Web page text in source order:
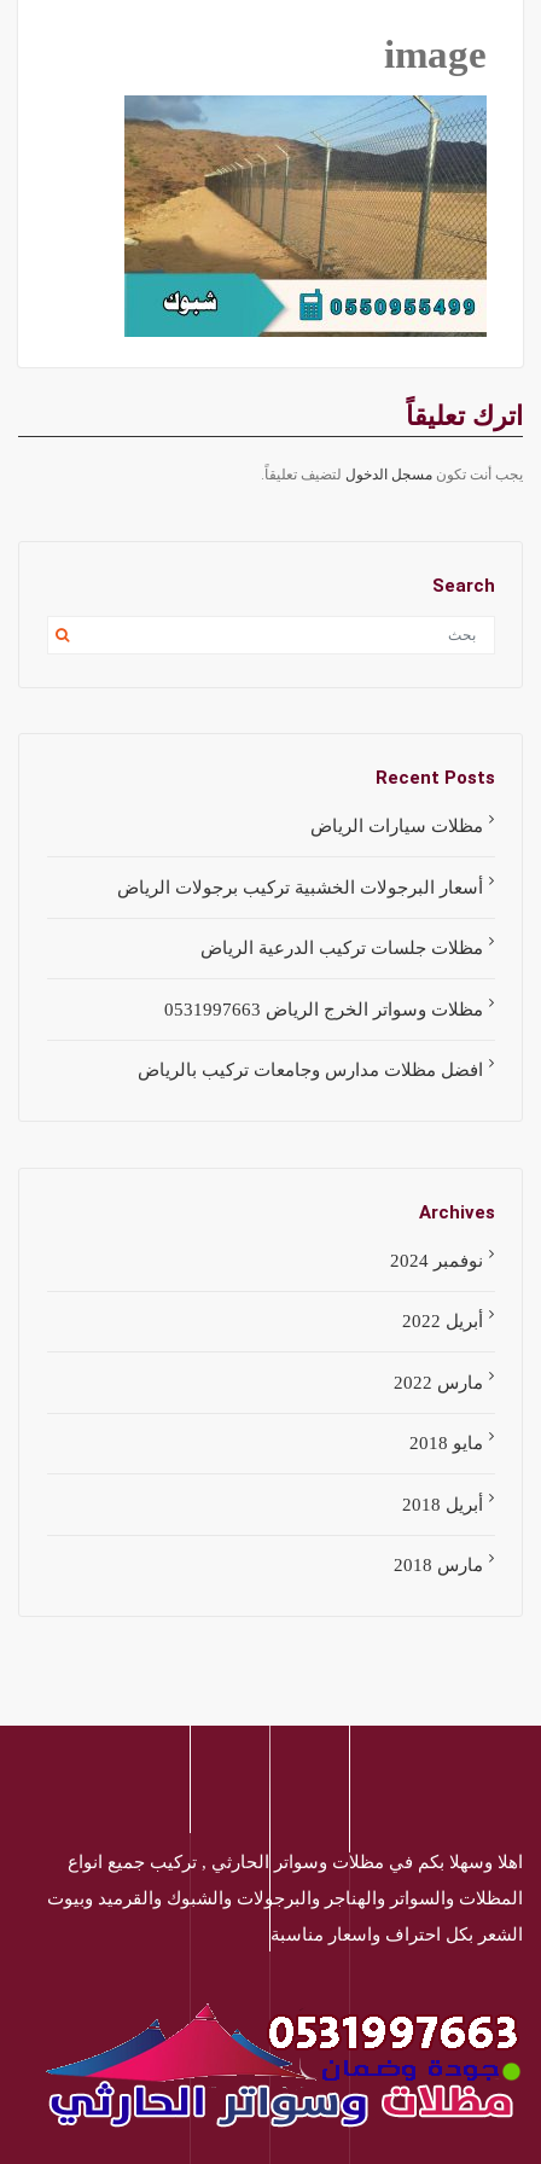
image
اترك تعليقاً
يجب أنت تكون مسجل الدخول لتضيف تعليقاً.
Search
Recent Posts
مظلات سيارات الرياض
أسعار البرجولات الخشبية تركيب برجولات الرياض
مظلات جلسات تركيب الدرعية الرياض
مظلات وسواتر الخرج الرياض 0531997663
افضل مظلات مدارس وجامعات تركيب بالرياض
Archives
نوفمبر 2024
أبريل 2022
مارس 2022
مايو 2018
أبريل 2018
مارس 2018
اهلا وسهلا بكم في مظلات وسواتر الحارثي , تركيب جميع انواع
المظلات والسواتر والهناجر والبرجولات والشبوك والقرميد وبيوت
الشعر بكل احتراف واسعار مناسبة